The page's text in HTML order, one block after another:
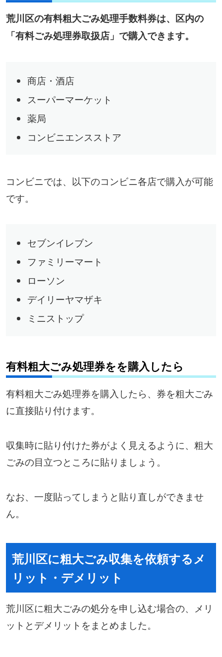
荒川区の有料粗大ごみ処理手数料券は、区内の
「有料ごみ処理券取扱店」で購入できます。
商店・酒店
スーパーマーケット
薬局
コンビニエンスストア
コンビニでは、以下のコンビニ各店で購入が可能
です。
セブンイレブン
ファミリーマート
ローソン
デイリーヤマザキ
ミニストップ
有料粗大ごみ処理券をを購入したら
有料粗大ごみ処理券を購入したら、券を粗大ごみ
に直接貼り付けます。
収集時に貼り付けた券がよく見えるように、粗大
ごみの目立つところに貼りましょう。
なお、一度貼ってしまうと貼り直しができませ
ん。
荒川区に粗大ごみ収集を依頼するメ
リット・デメリット
荒川区に粗大ごみの処分を申し込む場合の、メリ
ットとデメリットをまとめました。